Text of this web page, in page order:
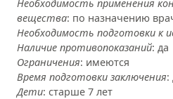
Необходимость применения
вещества: по назначению
Необходимость подготовки к
Наличие противопоказаний: да
Ограничения: имеются
Время подготовки заключения:
Дети: старше 7 лет